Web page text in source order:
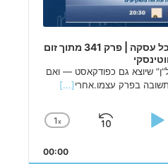
כבוד: הבסיס לכל יחס ולכל עסקה | פרק 341 מתוך זום
שיוצא גם כפודקאסט — ואם
בפרק עצמו.אחרי[...]
Change
Rate
1x
Skip
Backward
Play
00:00